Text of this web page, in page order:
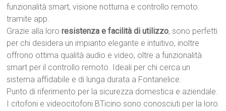
funzionalità smart, visione notturna e controllo remoto
tramite app.
Grazie alla lororesistenza e facilità di utilizzo, sono perfetti
per chi desidera un impianto elegante e intuitivo, inoltre
offrono ottima qualità audio e video, oltre a funzionalità
smart per il controllo remoto. Ideali per chi cerca un
sistema affidabile e di lunga durata a Fontanelice.
Punto di riferimento per la sicurezza domestica e aziendale.
I citofoni e videocitofoni BTicino sono conosciuti per la loro